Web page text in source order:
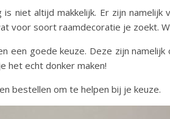
niet altijd makkelijk. Er zijn
voor soort raamdecoratie je zoekt.
een goede keuze. Deze zijn
het echt donker maken!
bestellen om te helpen bij je keuze.